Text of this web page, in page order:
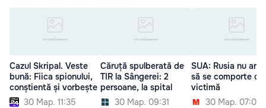
Cazul Skripal. Veste
bună: Fiica spionului,
conștientă și vorbește
30 Мар. 11:35
Căruță spulberată de
TIR la Sângerei: 2
persoane, la spital
30 Мар. 09:31
SUA: Rusia nu ar
să se comporte ca
victimă
30 Мар. 07:00